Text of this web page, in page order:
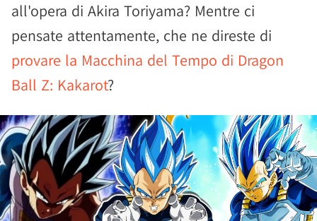
all'opera di Akira Toriyama? Mentre ci
pensate attentamente, che ne direste di
provare la Macchina del Tempo di Dragon
Ball Z: Kakarot?